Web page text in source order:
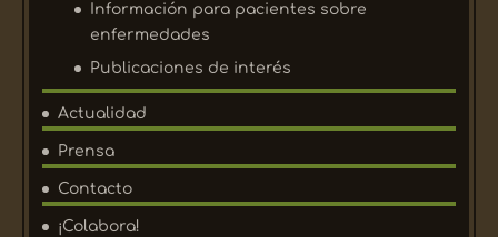
Información para pacientes sobre
enfermedades
Publicaciones de interés
Actualidad
Prensa
Contacto
¡Colabora!